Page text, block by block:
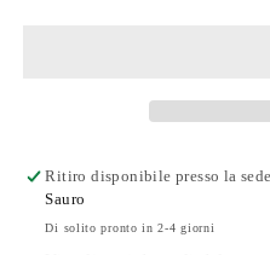
Ritiro disponibile presso la
Sauro
Di solito pronto in 2-4 giorni